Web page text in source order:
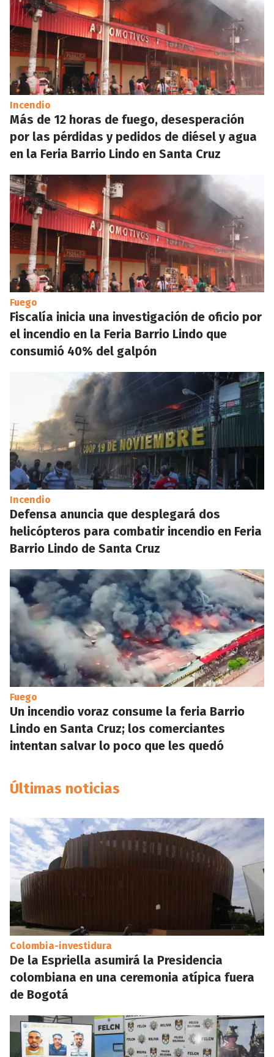
Incendio
Más de 12 horas de fuego, desesperación
por las pérdidas y pedidos de diésel y agua
en la Feria Barrio Lindo en Santa Cruz
Fuego
Fiscalía inicia una investigación de oficio por
el incendio en la Feria Barrio Lindo que
consumió 40% del galpón
Incendio
Defensa anuncia que desplegará dos
helicópteros para combatir incendio en Feria
Barrio Lindo de Santa Cruz
Fuego
Un incendio voraz consume la feria Barrio
Lindo en Santa Cruz; los comerciantes
intentan salvar lo poco que les quedó
Últimas noticias
Colombia-investidura
De la Espriella asumirá la Presidencia
colombiana en una ceremonia atípica fuera
de Bogotá